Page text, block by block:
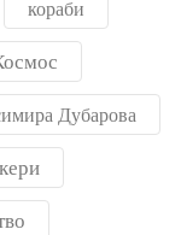
кораби
Дубарова